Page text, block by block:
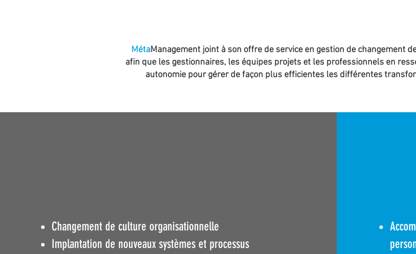
MétaManagement joint à son offre de service en gestion de changement
afin que les gestionnaires, les équipes projets et les professionnels en
autonomie pour gérer de façon plus efficientes les différentes
Changement de culture organisationnelle
Implantation de nouveaux systèmes et processus